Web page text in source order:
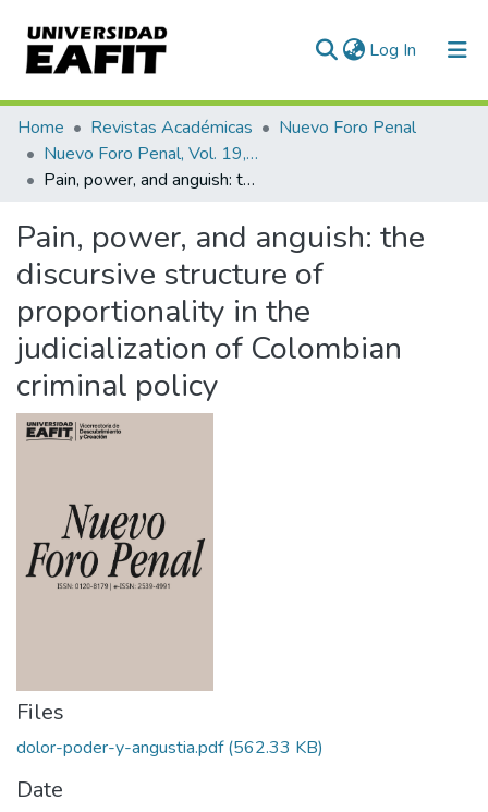
Log In (current)
Communities & Collections
All of DSpace
Home Revistas Académicas
Nuevo Foro Penal
Nuevo Foro Penal, Vol. 19, Núm. 100 (2023)
Pain, power, and anguish: the discursive structure of proportionality in the judicialization of Colombian criminal policy
Pain, power, and anguish: the
discursive structure of
proportionality in the
judicialization of Colombian
criminal policy
Files
dolor-poder-y-angustia.pdf(562.33 KB)
Date